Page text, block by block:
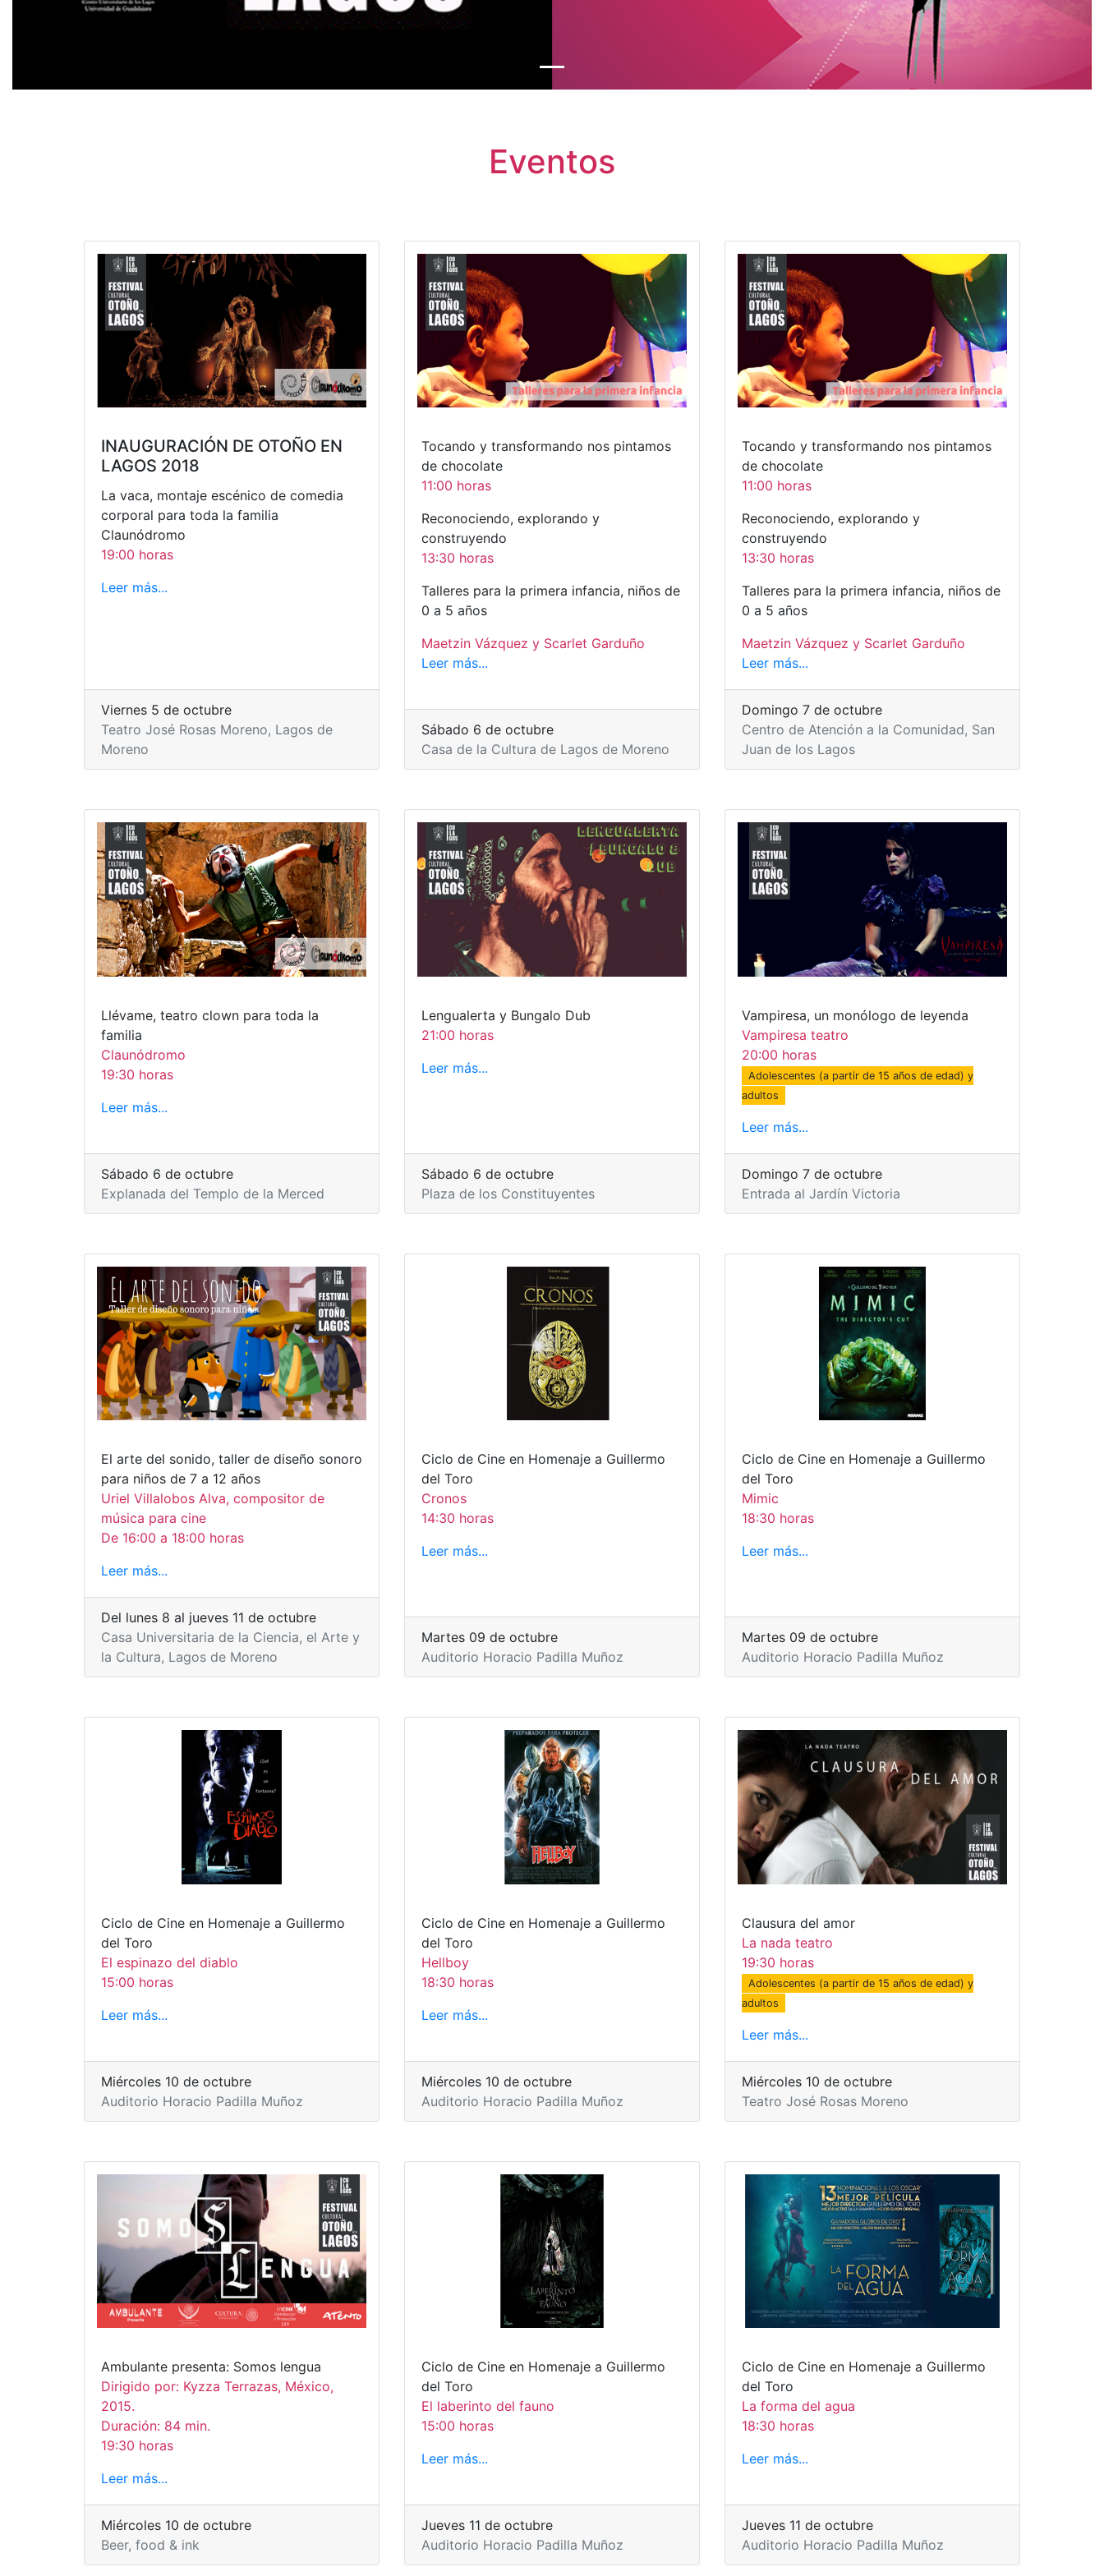
Eventos
INAUGURACIÓN DE OTOÑO EN
LAGOS 2018
La vaca, montaje escénico de comedia
corporal para toda la familia
Claunódromo
19:00 horas
Leer más...
Viernes 5 de octubre
Teatro José Rosas Moreno, Lagos de
Moreno
Tocando y transformando nos pintamos
de chocolate
11:00 horas
Reconociendo, explorando y
construyendo
13:30 horas
Talleres para la primera infancia, niños de
0 a 5 años
Maetzin Vázquez y Scarlet Garduño
Leer más...
Sábado 6 de octubre
Casa de la Cultura de Lagos de Moreno
Tocando y transformando nos pintamos
de chocolate
11:00 horas
Reconociendo, explorando y
construyendo
13:30 horas
Talleres para la primera infancia, niños de
0 a 5 años
Maetzin Vázquez y Scarlet Garduño
Leer más...
Domingo 7 de octubre
Centro de Atención a la Comunidad, San
Juan de los Lagos
Llévame, teatro clown para toda la
familia
Claunódromo
19:30 horas
Leer más...
Sábado 6 de octubre
Explanada del Templo de la Merced
Lengualerta y Bungalo Dub
21:00 horas
Leer más...
Sábado 6 de octubre
Plaza de los Constituyentes
Vampiresa, un monólogo de leyenda
Vampiresa teatro
20:00 horas
Adolescentes (a partir de 15 años de edad) y
adultos
Leer más...
Domingo 7 de octubre
Entrada al Jardín Victoria
El arte del sonido, taller de diseño sonoro
para niños de 7 a 12 años
Uriel Villalobos Alva, compositor de
música para cine
De 16:00 a 18:00 horas
Leer más...
Del lunes 8 al jueves 11 de octubre
Casa Universitaria de la Ciencia, el Arte y
la Cultura, Lagos de Moreno
Ciclo de Cine en Homenaje a Guillermo
del Toro
Cronos
14:30 horas
Leer más...
Martes 09 de octubre
Auditorio Horacio Padilla Muñoz
Ciclo de Cine en Homenaje a Guillermo
del Toro
Mimic
18:30 horas
Leer más...
Martes 09 de octubre
Auditorio Horacio Padilla Muñoz
Ciclo de Cine en Homenaje a Guillermo
del Toro
El espinazo del diablo
15:00 horas
Leer más...
Miércoles 10 de octubre
Auditorio Horacio Padilla Muñoz
Ciclo de Cine en Homenaje a Guillermo
del Toro
Hellboy
18:30 horas
Leer más...
Miércoles 10 de octubre
Auditorio Horacio Padilla Muñoz
Clausura del amor
La nada teatro
19:30 horas
Adolescentes (a partir de 15 años de edad) y
adultos
Leer más...
Miércoles 10 de octubre
Teatro José Rosas Moreno
Ambulante presenta: Somos lengua
Dirigido por: Kyzza Terrazas, México,
2015.
Duración: 84 min.
19:30 horas
Leer más...
Miércoles 10 de octubre
Beer, food & ink
Ciclo de Cine en Homenaje a Guillermo
del Toro
El laberinto del fauno
15:00 horas
Leer más...
Jueves 11 de octubre
Auditorio Horacio Padilla Muñoz
Ciclo de Cine en Homenaje a Guillermo
del Toro
La forma del agua
18:30 horas
Leer más...
Jueves 11 de octubre
Auditorio Horacio Padilla Muñoz